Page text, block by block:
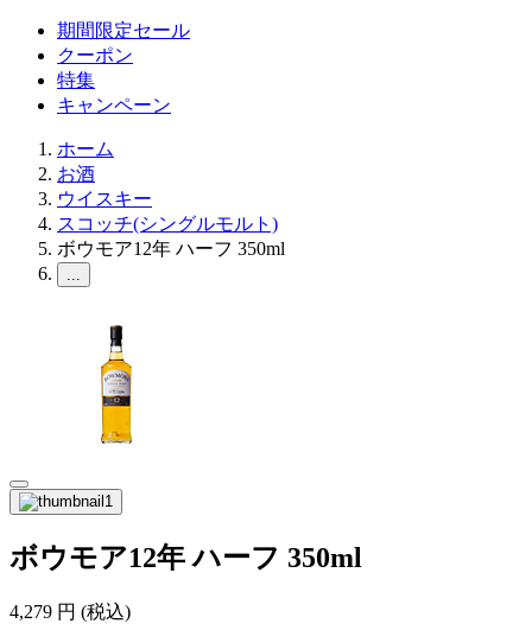
期間限定セール
クーポン
特集
キャンペーン
ホーム
お酒
ウイスキー
スコッチ(シングルモルト)
ボウモア12年 ハーフ 350ml
...
ボウモア12年 ハーフ 350ml
4,279 円 (税込)